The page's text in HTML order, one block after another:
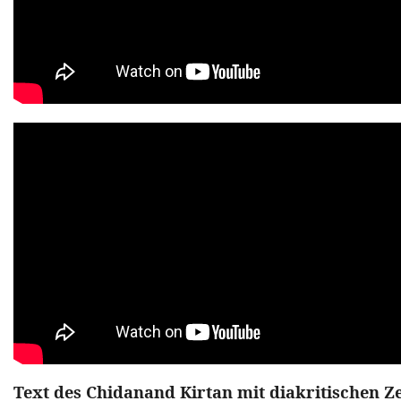
Text des Chidanand Kirtan mit diakritischen